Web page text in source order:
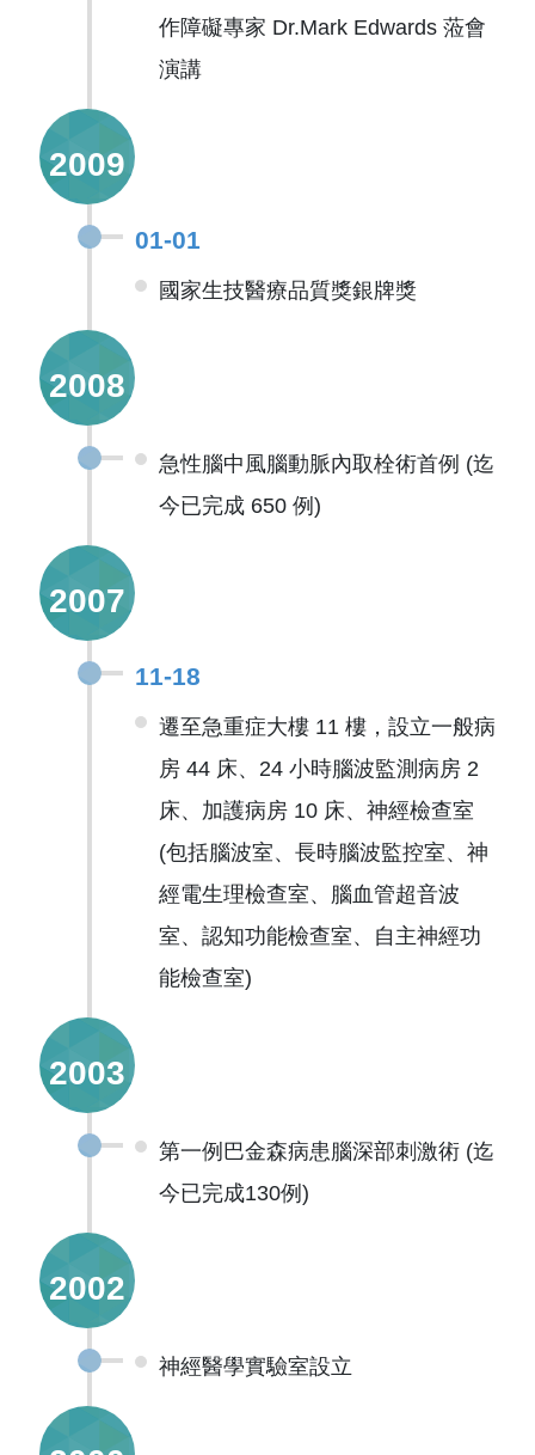
作障礙專家 Dr.Mark Edwards 蒞會
演講
2009
01-01
國家生技醫療品質獎銀牌獎
2008
急性腦中風腦動脈內取栓術首例 (迄
今已完成 650 例)
2007
11-18
遷至急重症大樓 11 樓，設立一般病
房 44 床、24 小時腦波監測病房 2
床、加護病房 10 床、神經檢查室
(包括腦波室、長時腦波監控室、神
經電生理檢查室、腦血管超音波
室、認知功能檢查室、自主神經功
能檢查室)
2003
第一例巴金森病患腦深部刺激術 (迄
今已完成130例)
2002
神經醫學實驗室設立